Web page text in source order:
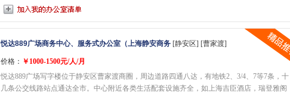
悦达889广场商务中心、服务式办公室（上海静安商务 [静安区] [曹家渡]
价格： ￥1000-1500元/人/月
悦达889广场写字楼位于静安区曹家渡商圈，周边道路四通八达，有地铁2、3/4、7等7条，十
几条公交线路站点通达全市。中心附近各类生活配套设施齐全，如上海吉臣酒店，瑞登雅阁